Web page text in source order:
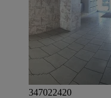
347022420